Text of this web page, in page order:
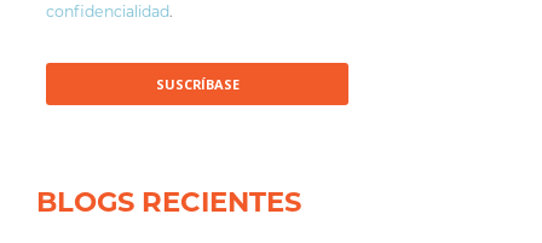
confidencialidad.
BLOGS RECIENTES